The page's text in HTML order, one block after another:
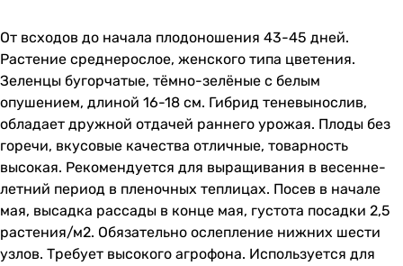
От всходов до начала плодоношения 43-45 дней.
Растение среднерослое, женского типа цветения.
Зеленцы бугорчатые, тёмно-зелёные с белым
опушением, длиной 16-18 см. Гибрид теневынослив,
обладает дружной отдачей раннего урожая. Плоды без
горечи, вкусовые качества отличные, товарность
высокая. Рекомендуется для выращивания в весенне-
летний период в пленочных теплицах. Посев в начале
мая, высадка рассады в конце мая, густота посадки 2,5
растения/м2. Обязательно ослепление нижних шести
узлов. Требует высокого агрофона. Используется для